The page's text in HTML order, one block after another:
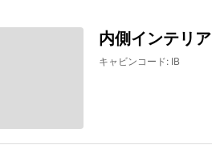
内側インテリア
キャビンコード: IB